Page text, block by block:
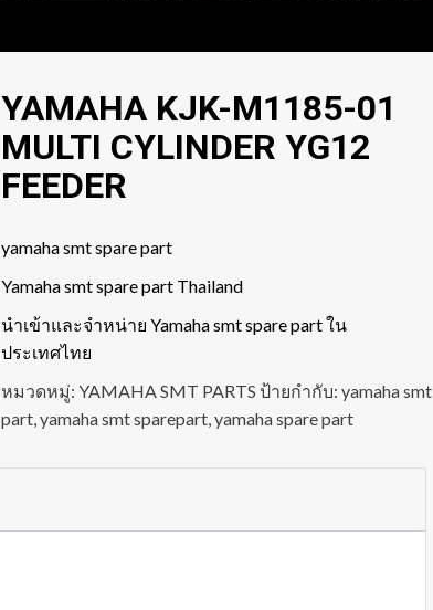
YAMAHA KJK-M1185-01
MULTI CYLINDER YG12
FEEDER
yamaha smt spare part
Yamaha smt spare part Thailand
นำเข้าและจำหน่าย Yamaha smt spare part ใน
ประเทศไทย
หมวดหมู่: YAMAHA SMT PARTS ป้ายกำกับ: yamaha smt
part,yamaha smt sparepart,yamaha spare part